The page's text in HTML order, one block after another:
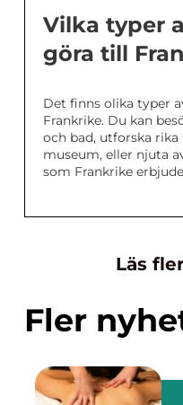
Vilka typer
göra till
Det finns olika typer
Frankrike. Du kan
och bad, utforska
museum, eller njuta
som Frankrike
Läs
Fler